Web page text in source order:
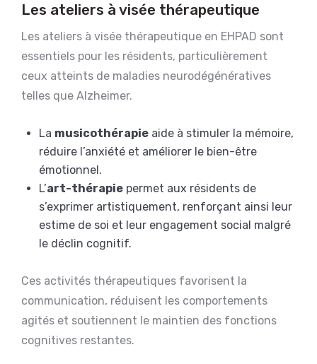
Les ateliers à visée thérapeutique
Les ateliers à visée thérapeutique en EHPAD sont
essentiels pour les résidents, particulièrement
ceux atteints de maladies neurodégénératives
telles que Alzheimer.
La musicothérapie aide à stimuler la mémoire,
réduire l’anxiété et améliorer le bien-être
émotionnel.
L’art-thérapie permet aux résidents de
s’exprimer artistiquement, renforçant ainsi leur
estime de soi et leur engagement social malgré
le déclin cognitif.
Ces activités thérapeutiques favorisent la
communication, réduisent les comportements
agités et soutiennent le maintien des fonctions
cognitives restantes.